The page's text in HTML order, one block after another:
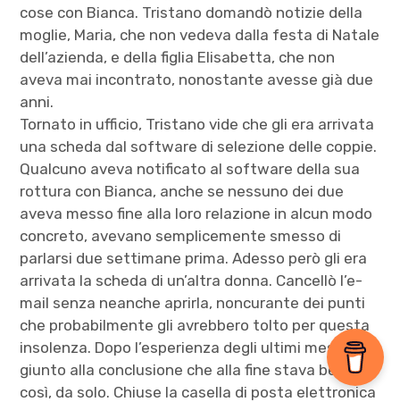
cose con Bianca. Tristano domandò notizie della
moglie, Maria, che non vedeva dalla festa di Natale
dell’azienda, e della figlia Elisabetta, che non
aveva mai incontrato, nonostante avesse già due
anni.
Tornato in ufficio, Tristano vide che gli era arrivata
una scheda dal software di selezione delle coppie.
Qualcuno aveva notificato al software della sua
rottura con Bianca, anche se nessuno dei due
aveva messo fine alla loro relazione in alcun modo
concreto, avevano semplicemente smesso di
parlarsi due settimane prima. Adesso però gli era
arrivata la scheda di un’altra donna. Cancellò l’e-
mail senza neanche aprirla, noncurante dei punti
che probabilmente gli avrebbero tolto per questa
insolenza. Dopo l’esperienza degli ultimi mesi era
giunto alla conclusione che alla fine stava bene
così, da solo. Chiuse la casella di posta elettronica